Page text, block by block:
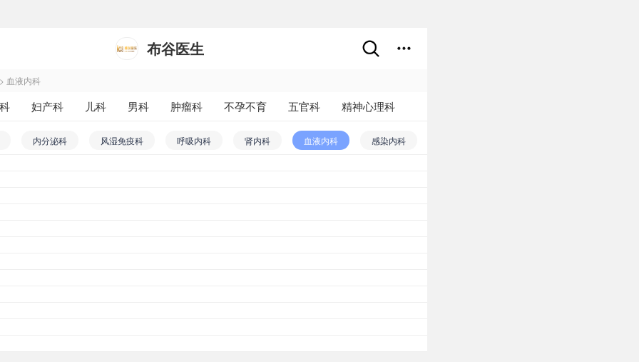
布谷医生
血液内科
妇产科 儿科 男科 肿瘤科 不孕不育 五官科
精神心理科
中西医结合科 医学影像和放射治疗科 药剂科 其他
内分泌科 风湿免疫科 呼吸内科 肾内科 血液内科 感染内科